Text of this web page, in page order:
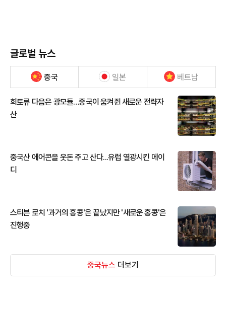
글로벌 뉴스
중국 일본 베트남
희토류 다음은 광모듈…중국이 움켜쥔 새로운 전략자
산
중국산 에어콘을 웃돈 주고 산다...유럽 열광시킨 메이
디
스티븐 로치 '과거의 홍콩'은 끝났지만 '새로운 홍콩'은
진행중
중국뉴스 더보기